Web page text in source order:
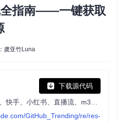
指南——一键获取
虞亚竹Luna
下载源代码
GitHub_Trending/re/res-